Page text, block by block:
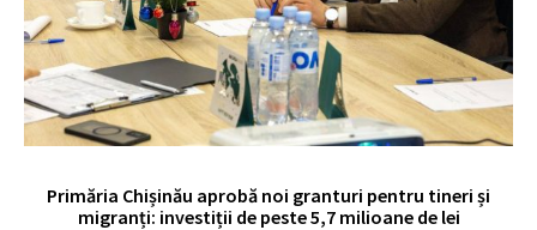
Primăria Chișinău aprobă noi granturi pentru tineri și
migranți: investiții de peste 5,7 milioane de lei